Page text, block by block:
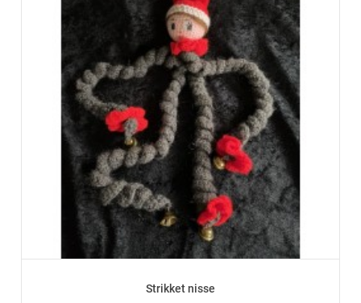
Strikket nisse